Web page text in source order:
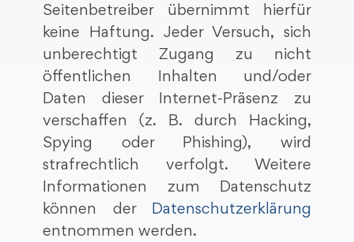
Seitenbetreiber übernimmt hierfür
keine Haftung. Jeder Versuch, sich
unberechtigt Zugang zu nicht
öffentlichen Inhalten und/oder
Daten dieser Internet-Präsenz zu
verschaffen (z. B. durch Hacking,
Spying oder Phishing), wird
strafrechtlich verfolgt. Weitere
Informationen zum Datenschutz
können der Datenschutzerklärung
entnommen werden.